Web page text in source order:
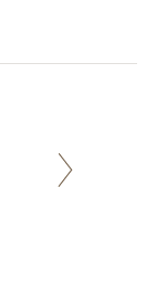
Parce qu’ils sont